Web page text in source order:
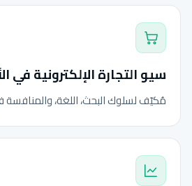
سيو التجارة الإلكترونية في
مُكيّف لسلوك البحث، اللغة، والمنافسة